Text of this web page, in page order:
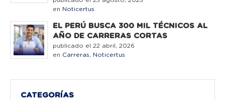
en Noticertus
EL PERÚ BUSCA 300 MIL TÉCNICOS AL
AÑO DE CARRERAS CORTAS
publicado el 22 abril, 2026
en Carreras, Noticertus
CATEGORÍAS